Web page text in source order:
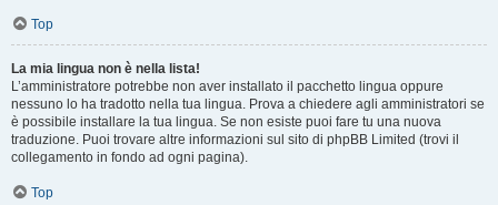
Top
La mia lingua non è nella lista!
L’amministratore potrebbe non aver installato il pacchetto lingua oppure
nessuno lo ha tradotto nella tua lingua. Prova a chiedere agli amministratori se
è possibile installare la tua lingua. Se non esiste puoi fare tu una nuova
traduzione. Puoi trovare altre informazioni sul sito di phpBB Limited (trovi il
collegamento in fondo ad ogni pagina).
Top